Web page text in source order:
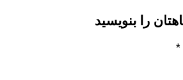
را بنویسید
*